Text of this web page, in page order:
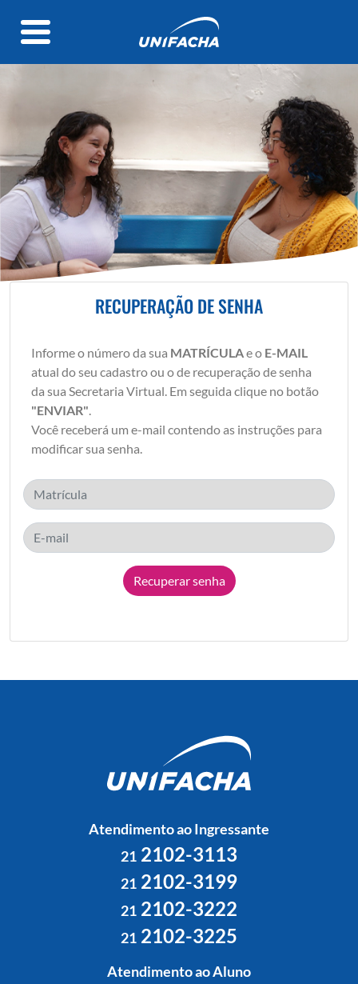
RECUPERAÇÃO DE SENHA
Informe o número da sua MATRÍCULAe o E-MAIL
atual do seu cadastro ou o de recuperação de senha
da sua Secretaria Virtual. Em seguida clique no botão
"ENVIAR".
Você receberá um e-mail contendo as instruções para
modificar sua senha.
Recuperar senha
Atendimento ao Ingressante
212102-3113
212102-3199
212102-3222
212102-3225
Atendimento ao Aluno